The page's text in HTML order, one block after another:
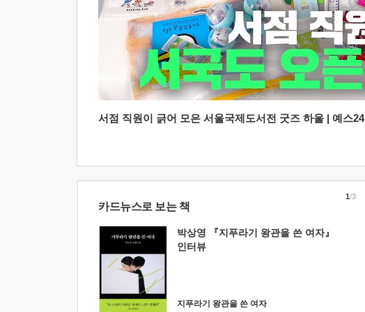
서점 직원이 긁어 모은 서울국제도서전 굿즈 하울 | 예스24
카드뉴스로 보는 책
박상영 『지푸라기 왕관을 쓴 여자』
인터뷰
지푸라기 왕관을 쓴 여자
1/3